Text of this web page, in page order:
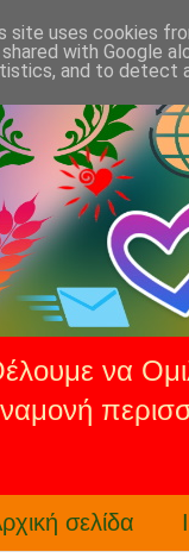
να
σελίδα
site uses cookies
with Google
and to detect